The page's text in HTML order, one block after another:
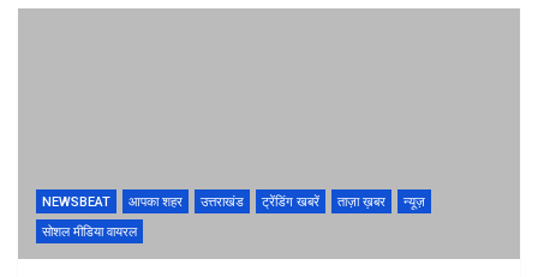
NEWSBEAT आपका शहर उत्तराखंड ट्रेंडिंग खबरें ताज़ा ख़बर
न्यूज़
सोशल मीडिया वायरल